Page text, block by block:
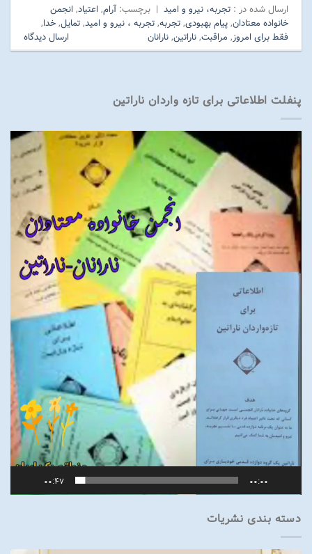
ارسال شده در :تجربه، نیرو و امید | برچسب:آرام, اعتیاد, انجمن
خانواده معتادان,پیام بهبودی,تجربه,تجربه ، نیرو و امید,تمایل,خدا,
فقط برای امروز, مراقبت,ناراتین,نارانان ارسال دیدگاه
پنفلت اطلاعاتی برای تازه واردان ناراتین
نمایشگر
ویدیو
00:00
00:47
دسته بندی نشریات